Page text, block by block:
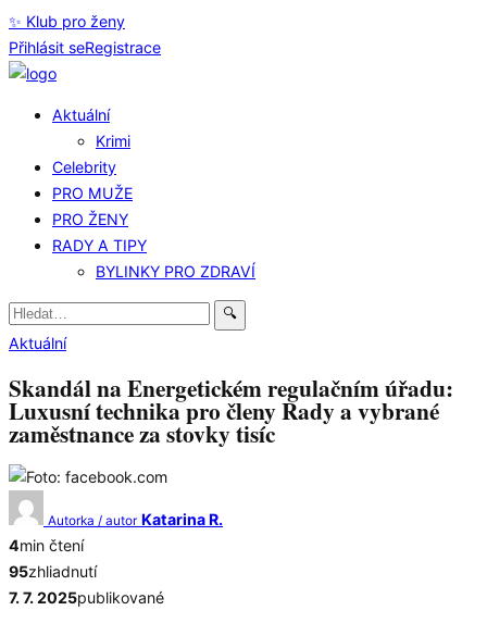
✨ Klub pro ženy
Přihlásit seRegistrace
Aktuální
Krimi
Celebrity
PRO MUŽE
PRO ŽENY
RADY A TIPY
BYLINKY PRO ZDRAVÍ
Hledat: 🔍
Aktuální
Skandál na Energetickém regulačním úřadu:
Luxusní technika pro členy Rady a vybrané
zaměstnance za stovky tisíc
Autorka / autor Katarina R.
4min čtení
95zhliadnutí
7. 7. 2025publikované